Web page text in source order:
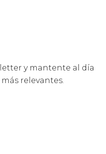
y mantente al día
relevantes.